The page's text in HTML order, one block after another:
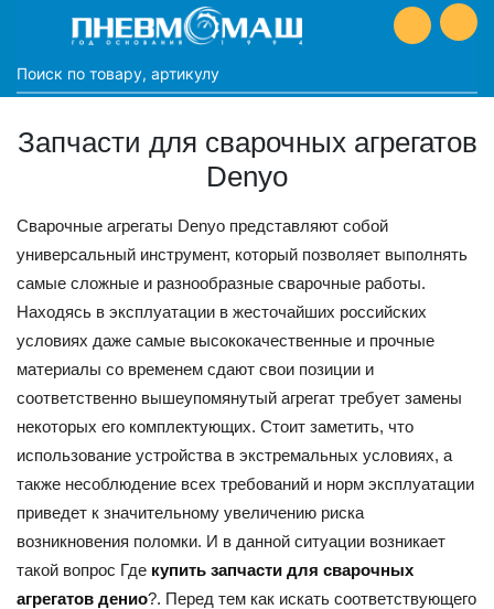
Запчасти для сварочных агрегатов
Denyo
Сварочные агрегаты Denyo представляют собой
универсальный инструмент, который позволяет выполнять
самые сложные и разнообразные сварочные работы.
Находясь в эксплуатации в жесточайших российских
условиях даже самые высококачественные и прочные
материалы со временем сдают свои позиции и
соответственно вышеупомянутый агрегат требует замены
некоторых его комплектующих. Стоит заметить, что
использование устройства в экстремальных условиях, а
также несоблюдение всех требований и норм эксплуатации
приведет к значительному увеличению риска
возникновения поломки. И в данной ситуации возникает
такой вопрос Где купить запчасти для сварочных
агрегатов денио?. Перед тем как искать соответствующего